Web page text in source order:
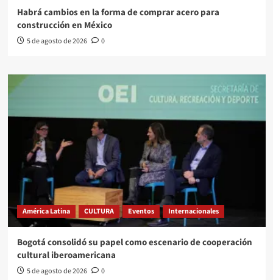
Habrá cambios en la forma de comprar acero para
construcción en México
5 de agosto de 2026 0
América Latina CULTURA Eventos Internacionales
Bogotá consolidó su papel como escenario de cooperación
cultural iberoamericana
5 de agosto de 2026 0